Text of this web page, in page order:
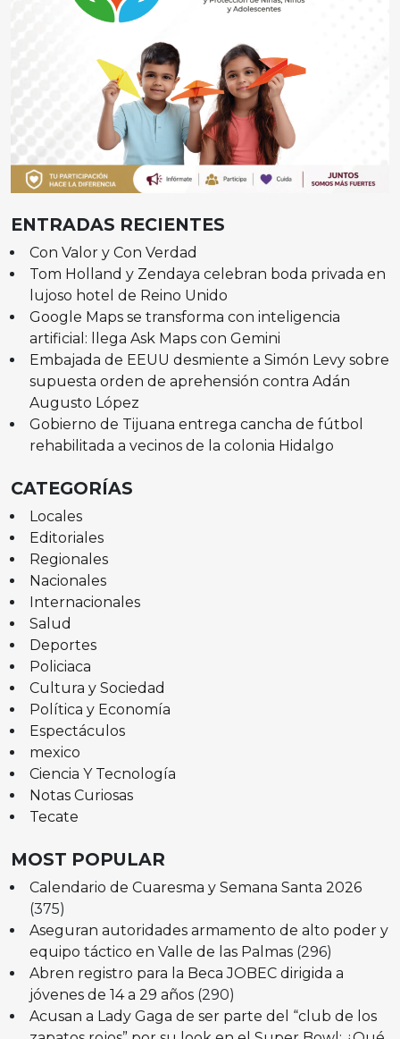
ENTRADAS RECIENTES
Con Valor y Con Verdad
Tom Holland y Zendaya celebran boda privada en
lujoso hotel de Reino Unido
Google Maps se transforma con inteligencia
artificial: llega Ask Maps con Gemini
Embajada de EEUU desmiente a Simón Levy sobre
supuesta orden de aprehensión contra Adán
Augusto López
Gobierno de Tijuana entrega cancha de fútbol
rehabilitada a vecinos de la colonia Hidalgo
CATEGORÍAS
Locales
Editoriales
Regionales
Nacionales
Internacionales
Salud
Deportes
Policiaca
Cultura y Sociedad
Política y Economía
Espectáculos
mexico
Ciencia Y Tecnología
Notas Curiosas
Tecate
MOST POPULAR
Calendario de Cuaresma y Semana Santa 2026
(375)
Aseguran autoridades armamento de alto poder y
equipo táctico en Valle de las Palmas (296)
Abren registro para la Beca JOBEC dirigida a
jóvenes de 14 a 29 años (290)
Acusan a Lady Gaga de ser parte del “club de los